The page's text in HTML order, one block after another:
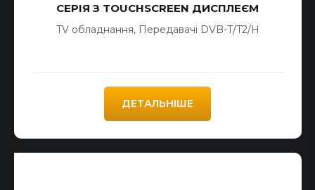
СЕРІЯ З TOUCHSCREEN ДИСПЛЕЄМ
TV обладнання, Передавачі DVB-T/T2/H
ДЕТАЛЬНІШЕ